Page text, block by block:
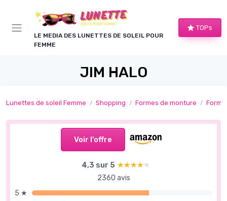
LE MEDIA DES LUNETTES DE SOLEIL POUR
FEMME
TOPs
JIM HALO
Lunettes de soleil Femme Shopping Formes de monture
Voir l'offre
4,3 sur 5 ★★★★★
★★★★★
2360 avis
5 ★